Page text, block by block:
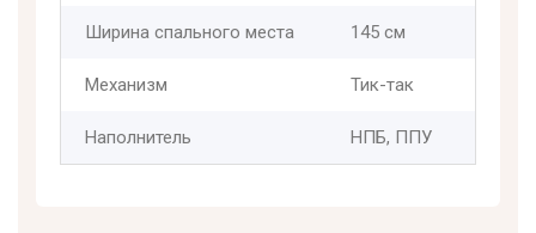
Ширина спального места 145 см
Механизм Тик-так
Наполнитель НПБ, ППУ